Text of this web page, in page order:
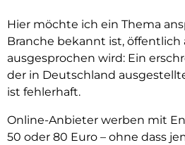
Hier möchte ich ein Thema
Branche bekannt ist, öffentlich
ausgesprochen wird: Ein
der in Deutschland
ist fehlerhaft.
Online-Anbieter werben mit
50 oder 80 Euro – ohne dass